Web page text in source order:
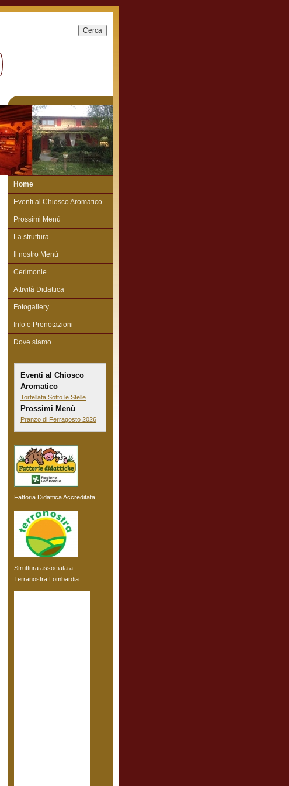
Home
Eventi al Chiosco Aromatico
Prossimi Menù
La struttura
Il nostro Menù
Cerimonie
Attività Didattica
Fotogallery
Info e Prenotazioni
Dove siamo
Eventi al Chiosco
Aromatico
Tortellata Sotto le Stelle
Prossimi Menù
Pranzo di Ferragosto 2026
Fattoria Didattica Accreditata
Struttura associata a
Terranostra Lombardia